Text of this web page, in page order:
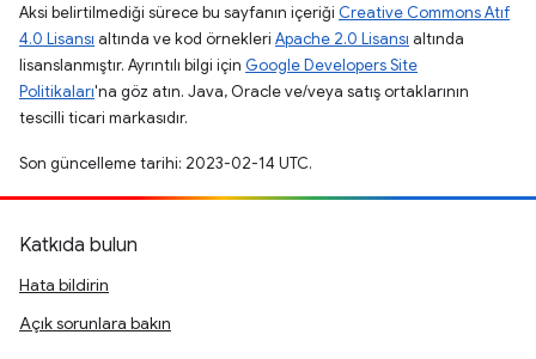
Aksi belirtilmediği sürece bu sayfanın içeriği Creative Commons Atıf
4.0 Lisansı altında ve kod örnekleri Apache 2.0 Lisansı altında
lisanslanmıştır. Ayrıntılı bilgi için Google Developers Site
Politikaları'na göz atın. Java, Oracle ve/veya satış ortaklarının
tescilli ticari markasıdır.
Son güncelleme tarihi: 2023-02-14 UTC.
Katkıda bulun
Hata bildirin
Açık sorunlara bakın